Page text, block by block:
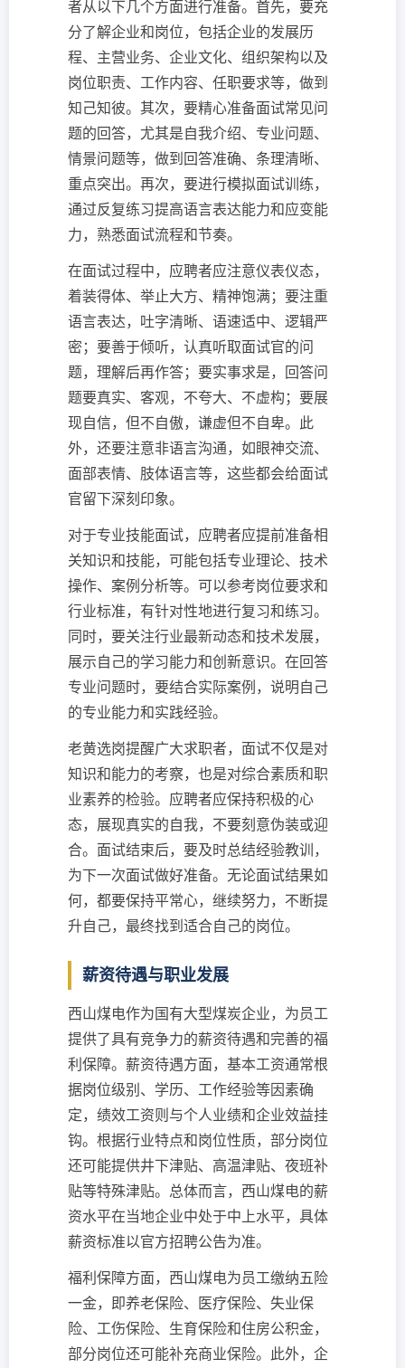
者从以下几个方面进行准备。首先，要充
分了解企业和岗位，包括企业的发展历
程、主营业务、企业文化、组织架构以及
岗位职责、工作内容、任职要求等，做到
知己知彼。其次，要精心准备面试常见问
题的回答，尤其是自我介绍、专业问题、
情景问题等，做到回答准确、条理清晰、
重点突出。再次，要进行模拟面试训练，
通过反复练习提高语言表达能力和应变能
力，熟悉面试流程和节奏。
在面试过程中，应聘者应注意仪表仪态，
着装得体、举止大方、精神饱满；要注重
语言表达，吐字清晰、语速适中、逻辑严
密；要善于倾听，认真听取面试官的问
题，理解后再作答；要实事求是，回答问
题要真实、客观，不夸大、不虚构；要展
现自信，但不自傲，谦虚但不自卑。此
外，还要注意非语言沟通，如眼神交流、
面部表情、肢体语言等，这些都会给面试
官留下深刻印象。
对于专业技能面试，应聘者应提前准备相
关知识和技能，可能包括专业理论、技术
操作、案例分析等。可以参考岗位要求和
行业标准，有针对性地进行复习和练习。
同时，要关注行业最新动态和技术发展，
展示自己的学习能力和创新意识。在回答
专业问题时，要结合实际案例，说明自己
的专业能力和实践经验。
老黄选岗提醒广大求职者，面试不仅是对
知识和能力的考察，也是对综合素质和职
业素养的检验。应聘者应保持积极的心
态，展现真实的自我，不要刻意伪装或迎
合。面试结束后，要及时总结经验教训，
为下一次面试做好准备。无论面试结果如
何，都要保持平常心，继续努力，不断提
升自己，最终找到适合自己的岗位。
薪资待遇与职业发展
西山煤电作为国有大型煤炭企业，为员工
提供了具有竞争力的薪资待遇和完善的福
利保障。薪资待遇方面，基本工资通常根
据岗位级别、学历、工作经验等因素确
定，绩效工资则与个人业绩和企业效益挂
钩。根据行业特点和岗位性质，部分岗位
还可能提供井下津贴、高温津贴、夜班补
贴等特殊津贴。总体而言，西山煤电的薪
资水平在当地企业中处于中上水平，具体
薪资标准以官方招聘公告为准。
福利保障方面，西山煤电为员工缴纳五险
一金，即养老保险、医疗保险、失业保
险、工伤保险、生育保险和住房公积金，
部分岗位还可能补充商业保险。此外，企